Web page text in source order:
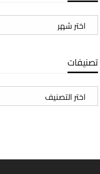
الأرشيف
تصنيفات
تصنيفات